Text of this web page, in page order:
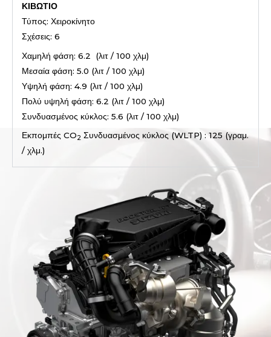
ΚΙΒΩΤΙΟ
Τύπος: Χειροκίνητο
Σχέσεις: 6
Χαμηλή φάση: 6.2 (λιτ / 100 χλμ)
Μεσαία φάση: 5.0 (λιτ / 100 χλμ)
Υψηλή φάση: 4.9 (λιτ / 100 χλμ)
Πολύ υψηλή φάση: 6.2 (λιτ / 100 χλμ)
Συνδυασμένος κύκλος: 5.6 (λιτ / 100 χλμ)
Εκπομπές CO2 Συνδυασμένος κύκλος (WLTP) : 125 (γραμ.
/ χλμ.)